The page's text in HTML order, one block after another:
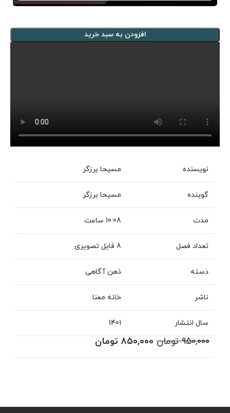
افزودن به سبد خرید
نویسنده مسیحا برزگر
گوینده مسیحا برزگر
مدت 10:08 ساعت
تعداد فصل 8 فایل تصویری
دسته ذهن آگاهی
ناشر خانه معنا
سال انتشار 1401
950,000 تومان 850,000 تومان